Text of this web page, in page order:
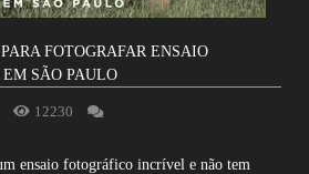
FOTOGRAFAR ENSAIO
EM SÃO PAULO
12230
ensaio fotográfico incrível e não tem